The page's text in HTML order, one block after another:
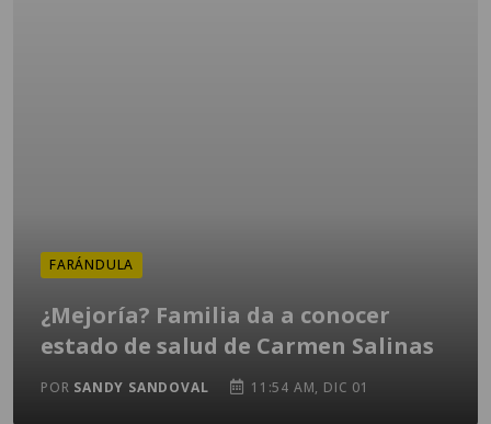
FARÁNDULA
¿Mejoría? Familia da a conocer
estado de salud de Carmen Salinas
POR SANDY SANDOVAL 11:54 AM, DIC 01